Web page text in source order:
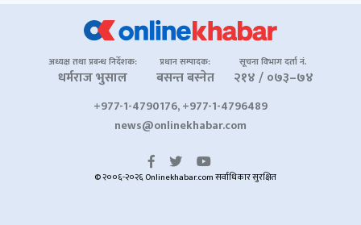
अध्यक्ष तथा प्रबन्ध निर्देशक:
धर्मराज भुसाल
प्रधान सम्पादक:
बसन्त बस्नेत
सूचना विभाग दर्ता नं.
२१४ / ०७३–७४
+977-1-4790176, +977-1-4796489
news@onlinekhabar.com
© २००६-२०२६ Onlinekhabar.com सर्वाधिकार सुरक्षित